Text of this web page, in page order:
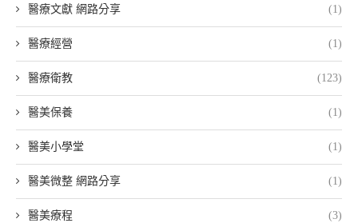
醫療文獻 網路分享 (1)
醫療經營 (1)
醫療衛教 (123)
醫美保養 (1)
醫美小學堂 (1)
醫美微整 網路分享 (1)
醫美療程 (3)